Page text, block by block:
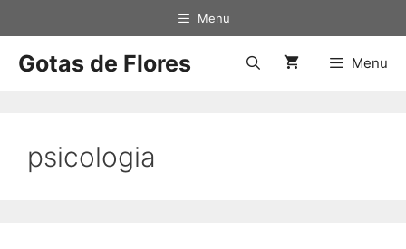
Menu
Gotas de Flores Menu
psicologia